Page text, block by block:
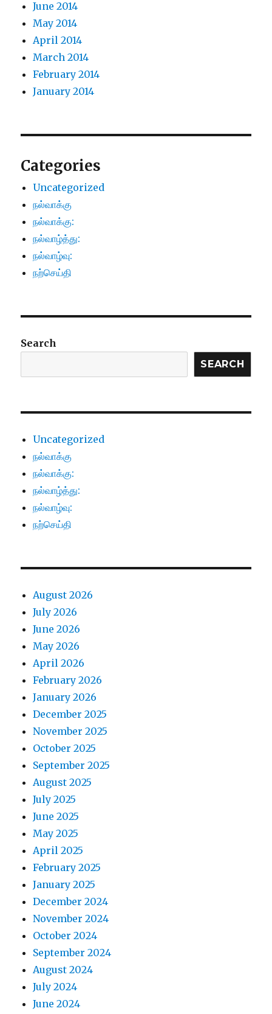
June 2014
May 2014
April 2014
March 2014
February 2014
January 2014
Categories
Uncategorized
நல்வாக்கு
நல்வாக்கு:
நல்வாழ்த்து:
நல்வாழ்வு:
நற்செய்தி
Search
SEARCH
Uncategorized
நல்வாக்கு
நல்வாக்கு:
நல்வாழ்த்து:
நல்வாழ்வு:
நற்செய்தி
August 2026
July 2026
June 2026
May 2026
April 2026
February 2026
January 2026
December 2025
November 2025
October 2025
September 2025
August 2025
July 2025
June 2025
May 2025
April 2025
February 2025
January 2025
December 2024
November 2024
October 2024
September 2024
August 2024
July 2024
June 2024